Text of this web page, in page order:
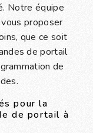
Notre équipe
proposer
que ce soit
de portail
de
pour la
de portail à